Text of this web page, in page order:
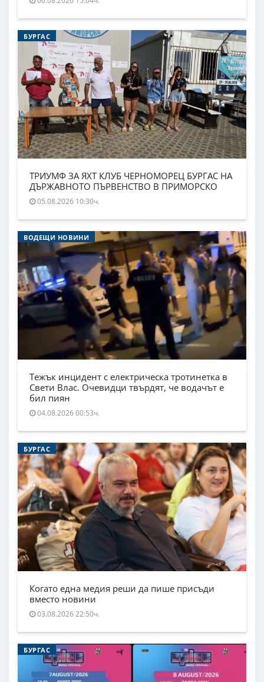
БУРГАС
ТРИУМФ ЗА ЯХТ КЛУБ ЧЕРНОМОРЕЦ БУРГАС НА
ДЪРЖАВНОТО ПЪРВЕНСТВО В ПРИМОРСКО
05.08.2026 10:30ч.
ВОДЕЩИ НОВИНИ
Тежък инцидент с електрическа тротинетка в
Свети Влас. Очевидци твърдят, че водачът е
бил пиян
04.08.2026 00:53ч.
БУРГАС
Когато една медия реши да пише присъди
вместо новини
03.08.2026 22:50ч.
БУРГАС